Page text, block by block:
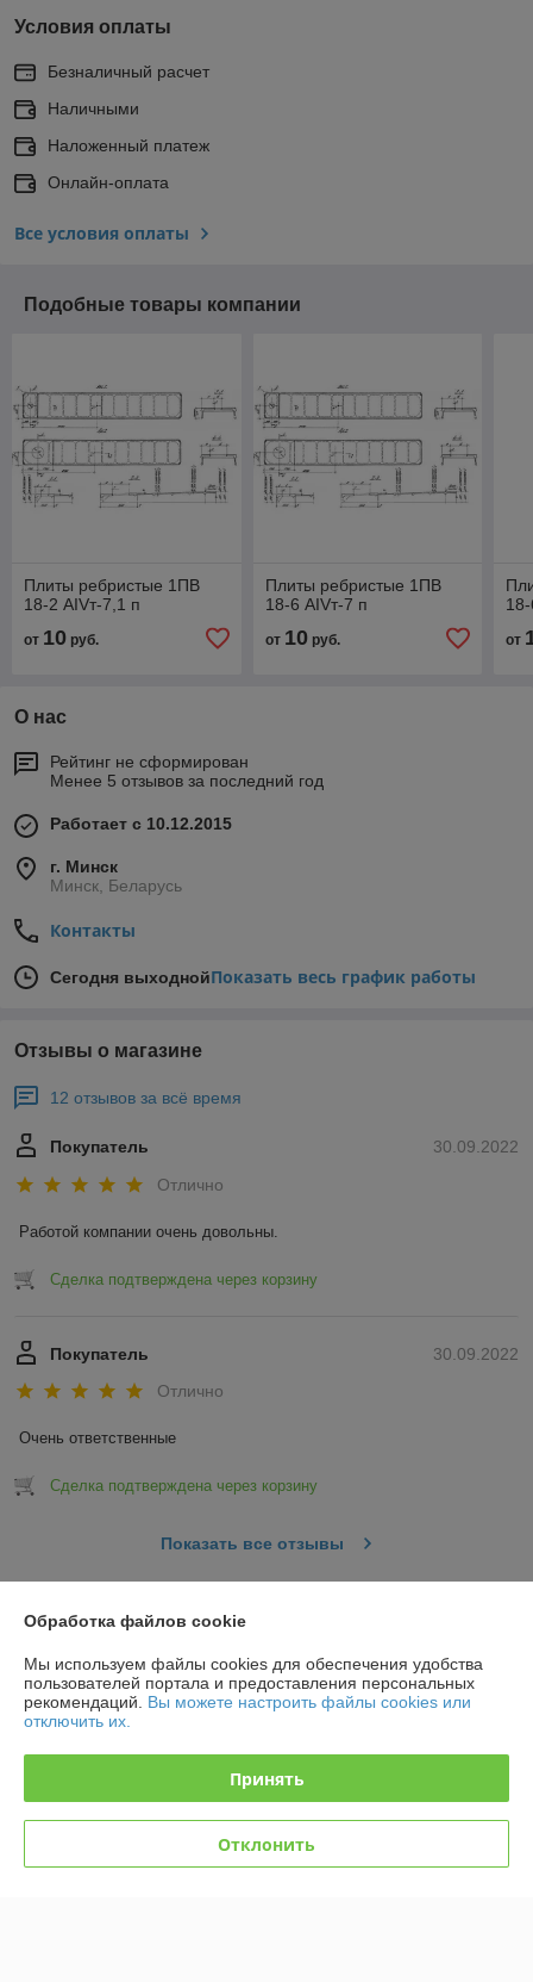
Условия оплаты
Безналичный расчет
Наличными
Наложенный платеж
Онлайн-оплата
Все условия оплаты
Подобные товары компании
Плиты ребристые 1ПВ
18-2 АIVт-7,1 п
от 10 руб.
Плиты ребристые 1ПВ
18-6 АIVт-7 п
от 10руб. от
О нас
Рейтинг не сформирован
Менее 5 отзывов за последний год
Работает с 10.12.2015
г. Минск
Минск, Беларусь
Контакты
Сегодня выходнойПоказать весь график работы
Отзывы о магазине
12 отзывов за всё время
30.09.2022
Покупатель
Отлично
Работой компании очень довольны.
Сделка подтверждена через корзину
30.09.2022
Покупатель
Отлично
Очень ответственные
Сделка подтверждена через корзину
Показать все отзывы
О нас
Контакты
Обработка файлов cookie
Мы используем файлы cookies для обеспечения удобства
пользователей портала и предоставления персональных
рекомендаций. Вы можете настроить файлы cookies или
отключить их.
Принять
Отклонить